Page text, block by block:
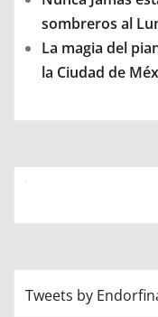
sombreros al
La magia del
la Ciudad de
Tweets by